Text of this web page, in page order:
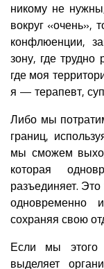
никому не
вокруг «очень»,
конфлюенции,
зону, где трудно
где моя
я — терапевт,
Либо мы
границ,
мы сможем
которая
разъединяет.
одновременно
сохраняя свою
Если мы этого
выделяет